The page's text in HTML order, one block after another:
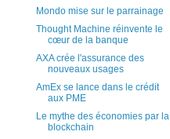
Mondo mise sur le parrainage
Thought Machine réinvente le
cœur de la banque
AXA crée l'assurance des
nouveaux usages
AmEx se lance dans le crédit
aux PME
Le mythe des économies par la
blockchain